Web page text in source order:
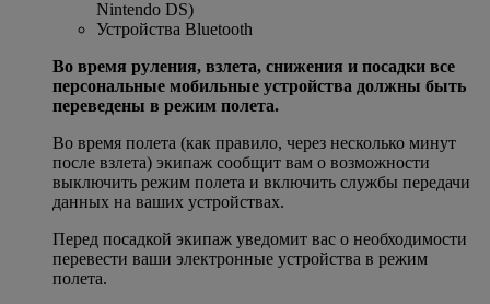
Nintendo DS)
Устройства Bluetooth
Во время руления, взлета, снижения и посадки все
персональные мобильные устройства должны быть
переведены в режим полета.
Во время полета (как правило, через несколько минут
после взлета) экипаж сообщит вам о возможности
выключить режим полета и включить службы передачи
данных на ваших устройствах.
Перед посадкой экипаж уведомит вас о необходимости
перевести ваши электронные устройства в режим
полета.